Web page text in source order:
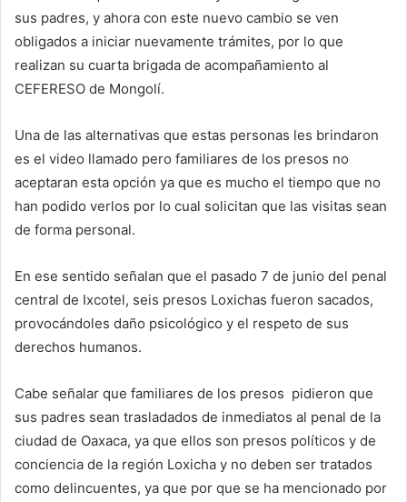
sus padres, y ahora con este nuevo cambio se ven
obligados a iniciar nuevamente trámites, por lo que
realizan su cuarta brigada de acompañamiento al
CEFERESO de Mongolí.
Una de las alternativas que estas personas les brindaron
es el video llamado pero familiares de los presos no
aceptaran esta opción ya que es mucho el tiempo que no
han podido verlos por lo cual solicitan que las visitas sean
de forma personal.
En ese sentido señalan que el pasado 7 de junio del penal
central de Ixcotel, seis presos Loxichas fueron sacados,
provocándoles daño psicológico y el respeto de sus
derechos humanos.
Cabe señalar que familiares de los presos pidieron que
sus padres sean trasladados de inmediatos al penal de la
ciudad de Oaxaca, ya que ellos son presos políticos y de
conciencia de la región Loxicha y no deben ser tratados
como delincuentes, ya que por que se ha mencionado por